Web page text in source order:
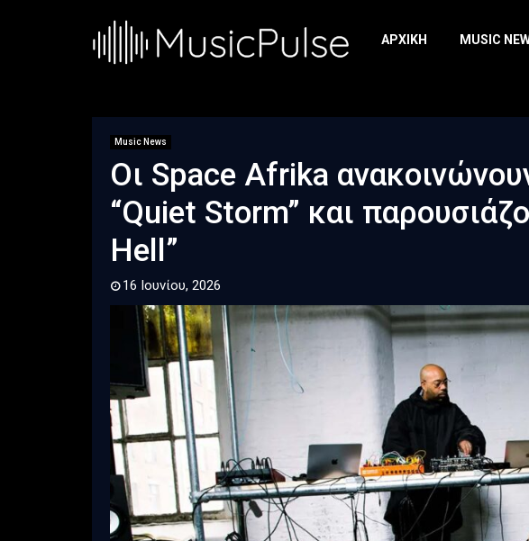
ΑΡΧΙΚΉ MUSIC
Music News
Οι Space Afrika
“Quiet Storm” και
Hell”
16 Ιουνίου, 2026